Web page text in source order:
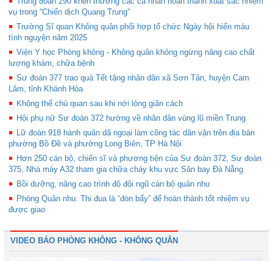
vụ trong “Chiến dịch Quang Trung”
Trường Sĩ quan Không quân phối hợp tổ chức Ngày hội hiến máu
tình nguyện năm 2025
Viện Y học Phòng không - Không quân không ngừng nâng cao chất
lượng khám, chữa bệnh
Sư đoàn 377 trao quà Tết tặng nhân dân xã Sơn Tân, huyện Cam
Lâm, tỉnh Khánh Hòa
Không thể chủ quan sau khi nới lỏng giãn cách
Hội phụ nữ Sư đoàn 372 hướng về nhân dân vùng lũ miền Trung
Lữ đoàn 918 hành quân dã ngoại làm công tác dân vận trên địa bàn
phường Bồ Đề và phường Long Biên, TP Hà Nội
Hơn 250 cán bộ, chiến sĩ và phương tiện của Sư đoàn 372, Sư đoàn
375, Nhà máy A32 tham gia chữa cháy khu vực Sân bay Đà Nẵng
Bồi dưỡng, nâng cao trình độ đội ngũ cán bộ quân nhu
Phòng Quân nhu: Thi đua là “đòn bẩy” để hoàn thành tốt nhiệm vụ
được giao
VIDEO BÁO PHÒNG KHÔNG - KHÔNG QUÂN